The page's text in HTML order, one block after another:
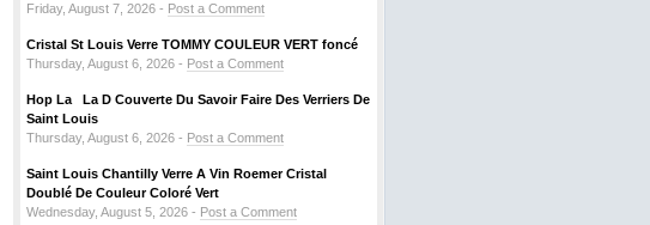
Friday, August 7, 2026 - Post a Comment
Cristal St Louis Verre TOMMY COULEUR VERT foncé
Thursday, August 6, 2026 - Post a Comment
Hop La La D Couverte Du Savoir Faire Des Verriers De
Saint Louis
Thursday, August 6, 2026 - Post a Comment
Saint Louis Chantilly Verre A Vin Roemer Cristal
Doublé De Couleur Coloré Vert
Wednesday, August 5, 2026 - Post a Comment